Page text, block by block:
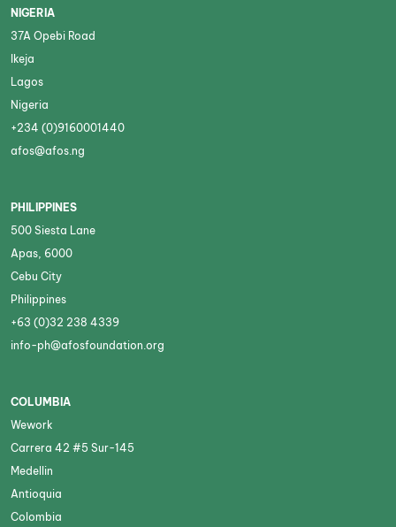
NIGERIA
37A Opebi Road
Ikeja
Lagos
Nigeria
+234 (0)9160001440
afos@afos.ng
PHILIPPINES
500 Siesta Lane
Apas, 6000
Cebu City
Philippines
+63 (0)32 238 4339
info-ph@afosfoundation.org
COLUMBIA
Wework
Carrera 42 #5 Sur-145
Medellin
Antioquia
Colombia